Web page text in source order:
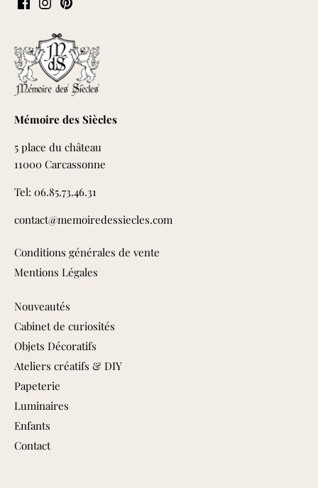
Mémoire des Siècles
5 place du château
11000 Carcassonne
Tel: 06.85.73.46.31
contact@memoiredessiecles.com
Conditions générales de vente
Mentions Légales
Nouveautés
Cabinet de curiosités
Objets Décoratifs
Ateliers créatifs & DIY
Papeterie
Luminaires
Enfants
Contact